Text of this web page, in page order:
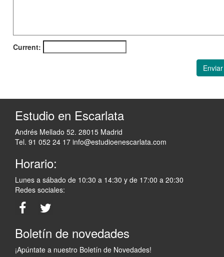
Current:
Enviar
Estudio en Escarlata
Andrés Mellado 52. 28015 Madrid
Tel. 91 052 24 17 info@estudioenescarlata.com
Horario:
Lunes a sábado de 10:30 a 14:30 y de 17:00 a 20:30
Redes sociales:
Boletín de novedades
¡Apúntate a nuestro Boletín de Novedades!